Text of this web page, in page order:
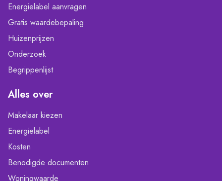
Energielabel aanvragen
Gratis waardebepaling
Huizenprijzen
Onderzoek
Begrippenlijst
Alles over
Makelaar kiezen
Energielabel
Kosten
Benodigde documenten
Woningwaarde